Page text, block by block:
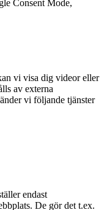
Consent Mode,
vi visa dig videor eller
av externa
vi följande tjänster
endast
De gör det t.ex.